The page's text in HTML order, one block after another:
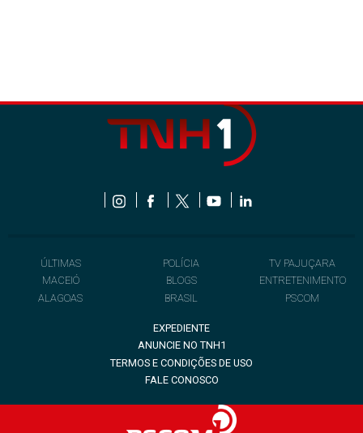
ÚLTIMAS
MACEIÓ
ALAGOAS
POLÍCIA
BLOGS
BRASIL
TV PAJUÇARA
ENTRETENIMENTO
PSCOM
EXPEDIENTE
ANUNCIE NO TNH1
TERMOS E CONDIÇÕES DE USO
FALE CONOSCO